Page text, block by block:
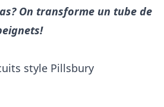
On transforme un tube de
style Pillsbury